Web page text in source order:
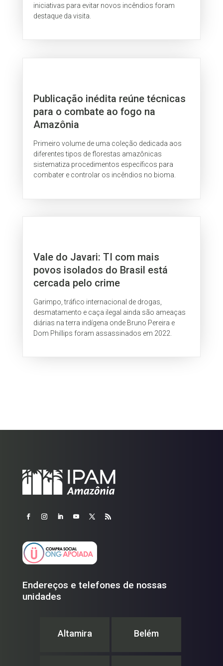
iniciativas para evitar novos incêndios foram
destaque da visita.
Publicação inédita reúne técnicas
para o combate ao fogo na
Amazônia
Primeiro volume de uma coleção dedicada aos
diferentes tipos de florestas amazônicas
sistematiza procedimentos específicos para
combater e controlar os incêndios no bioma.
Vale do Javari: TI com mais
povos isolados do Brasil está
cercada pelo crime
Garimpo, tráfico internacional de drogas,
desmatamento e caça ilegal ainda são ameaças
diárias na terra indígena onde Bruno Pereira e
Dom Phillips foram assassinados em 2022.
Endereços e telefones de nossas
unidades
Altamira Belém